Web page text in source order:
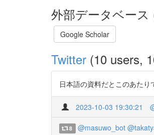
外部データベース
Google Scholar
Twitter (10 users,
日本語の資料だとこのあた
2023-10-03 19:30:21
8 @masuwo_bot